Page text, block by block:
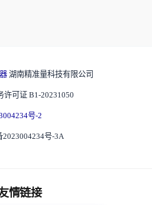
湖南精准量科技有限公司
许可证 B1-20231050
号-2
2023004234号-3A
情链接